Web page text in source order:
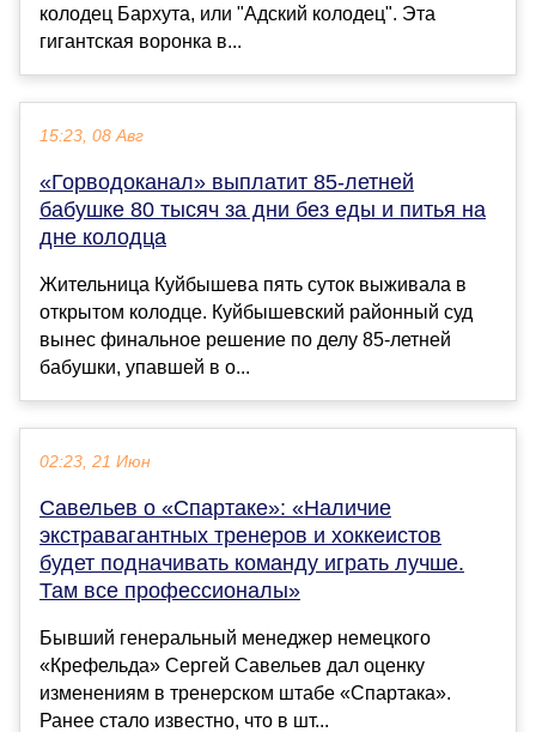
колодец Бархута, или "Адский колодец". Эта
гигантская воронка в...
15:23, 08 Авг
«Горводоканал» выплатит 85-летней
бабушке 80 тысяч за дни без еды и питья на
дне колодца
Жительница Куйбышева пять суток выживала в
открытом колодце. Куйбышевский районный суд
вынес финальное решение по делу 85-летней
бабушки, упавшей в о...
02:23, 21 Июн
Савельев о «Спартаке»: «Наличие
экстравагантных тренеров и хоккеистов
будет подначивать команду играть лучше.
Там все профессионалы»
Бывший генеральный менеджер немецкого
«Крефельда» Сергей Савельев дал оценку
изменениям в тренерском штабе «Спартака».
Ранее стало известно, что в шт...